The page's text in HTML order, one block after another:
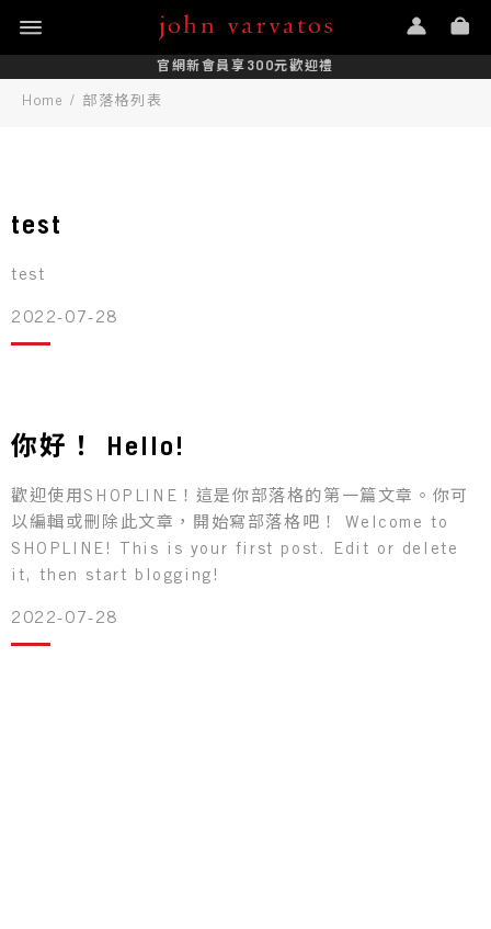
官網新會員享300元歡迎禮
Home / 部落格列表
test
test
2022-07-28
你好！ Hello!
歡迎使用SHOPLINE！這是你部落格的第一篇文章。你可
以編輯或刪除此文章，開始寫部落格吧！ Welcome to
SHOPLINE! This is your first post. Edit or delete
it, then start blogging!
2022-07-28